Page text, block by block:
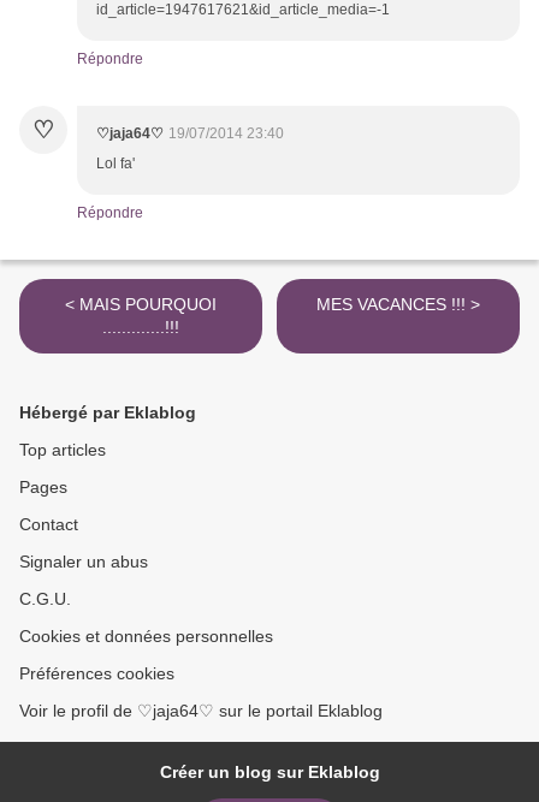
id_article=1947617621&id_article_media=-1
Répondre
♡ ♡jaja64♡ 19/07/2014 23:40
Lol fa'
Répondre
< MAIS POURQUOI
.............!!!
MES VACANCES !!! >
Hébergé par Eklablog
Top articles
Pages
Contact
Signaler un abus
C.G.U.
Cookies et données personnelles
Préférences cookies
Voir le profil de ♡jaja64♡ sur le portail Eklablog
Créer un blog sur Eklablog